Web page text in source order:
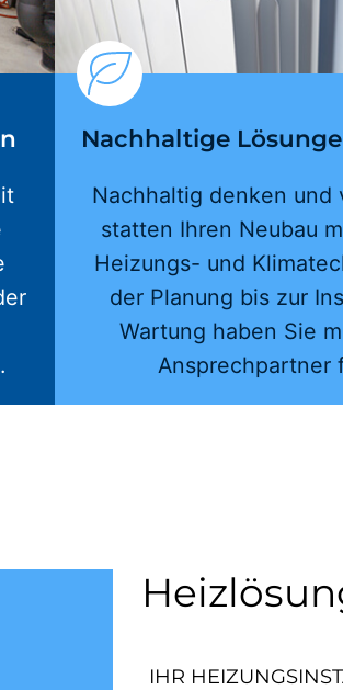
Nachhaltige
Nachhaltig denken und
statten Ihren Neubau
Heizungs- und
der Planung bis zur
Wartung haben Sie
Ansprechpartner
IHR